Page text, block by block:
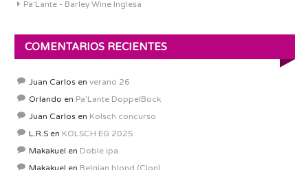
Pa'Lante - Barley Wine Inglesa
COMENTARIOS RECIENTES
Juan Carlos en verano 26
Orlando en Pa’Lante DoppelBock
Juan Carlos en Kolsch concurso
L.R.S en KOLSCH EG 2025
Makakuel en Doble ipa
Makakuel en Belgian blond (Clon)